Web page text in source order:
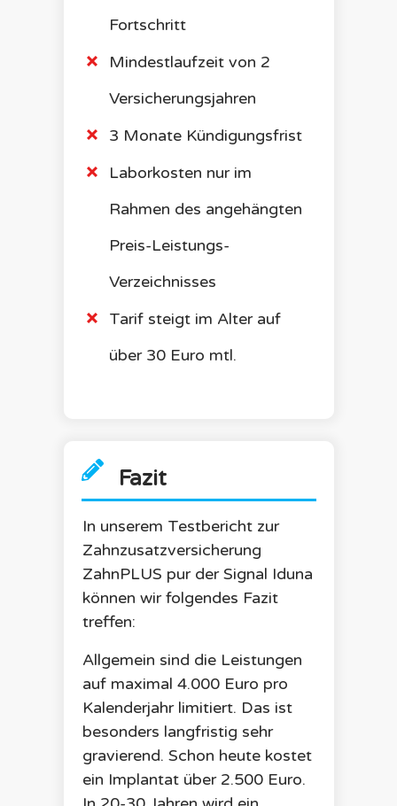
Fortschritt
Mindestlaufzeit von 2
Versicherungsjahren
3 Monate Kündigungsfrist
Laborkosten nur im
Rahmen des angehängten
Preis-Leistungs-
Verzeichnisses
Tarif steigt im Alter auf
über 30 Euro mtl.
Fazit
In unserem Testbericht zur
Zahnzusatzversicherung
ZahnPLUS purderSignal Iduna
können wir folgendes Fazit
treffen:
Allgemein sind die Leistungen
auf maximal 4.000 Euro pro
Kalenderjahr limitiert. Das ist
besonders langfristig sehr
gravierend. Schon heute kostet
ein Implantat über 2.500 Euro.